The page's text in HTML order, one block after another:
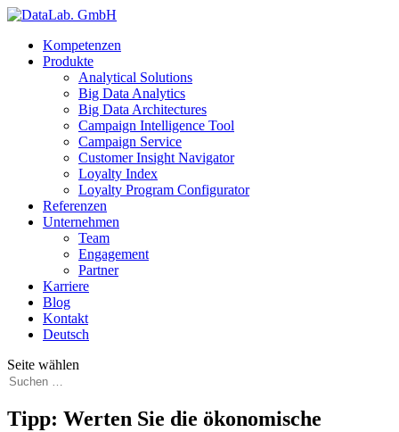
Kompetenzen
Produkte
Analytical Solutions
Big Data Analytics
Big Data Architectures
Campaign Intelligence Tool
Campaign Service
Customer Insight Navigator
Loyalty Index
Loyalty Program Configurator
Referenzen
Unternehmen
Team
Engagement
Partner
Karriere
Blog
Kontakt
Deutsch
Seite wählen
Tipp: Werten Sie die ökonomische